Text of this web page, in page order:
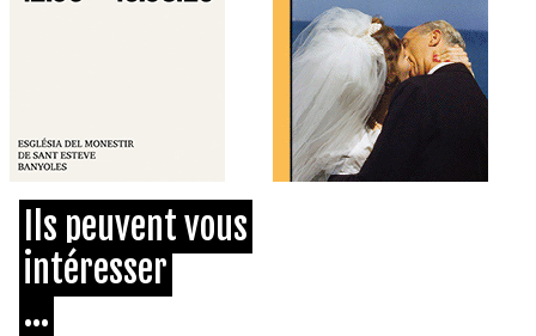
Ils peuvent vous
intéresser
...